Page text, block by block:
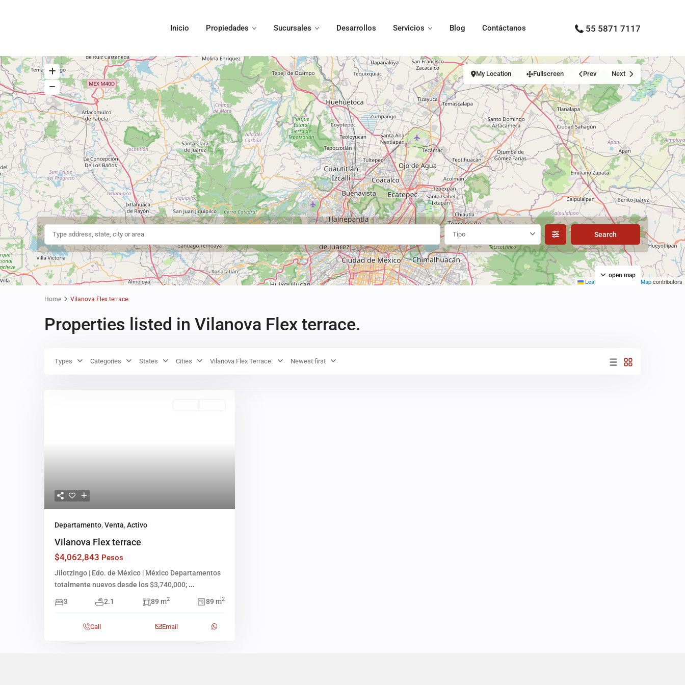
Inicio Propiedades Sucursales Desarrollos Servicios Blog Contáctanos 55 5871 7117
Leaflet OpenStreetMapcontributors
open map
My Location Fullscreen Prev Next
Tipo
Home Vilanova Flex terrace.
Properties listed in Vilanova Flex terrace.
Types Categories States Cities Vilanova Flex Terrace. Newest first
Departamento,Venta,Activo
Vilanova Flex terrace
$4,062,843 Pesos
Jilotzingo | Edo. de México | México Departamentos
totalmente nuevos desde los $3,740,000; ...
3 2.1 89 m2 89 m2
Call Email